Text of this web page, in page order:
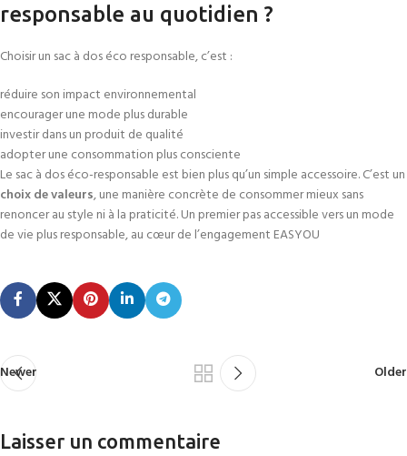
responsable au quotidien ?
Choisir un sac à dos éco responsable, c’est :
réduire son impact environnemental
encourager une mode plus durable
investir dans un produit de qualité
adopter une consommation plus consciente
Le sac à dos éco-responsable est bien plus qu’un simple accessoire. C’est un
choix de valeurs, une manière concrète de consommer mieux sans
renoncer au style ni à la praticité. Un premier pas accessible vers un mode
de vie plus responsable, au cœur de l’engagement EASYOU
Newer Older
Laisser un commentaire